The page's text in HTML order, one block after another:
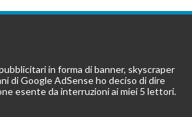
in forma di banner, skyscraper
di Google AdSense ho deciso di dire
esente da interruzioni ai miei 5 lettori.